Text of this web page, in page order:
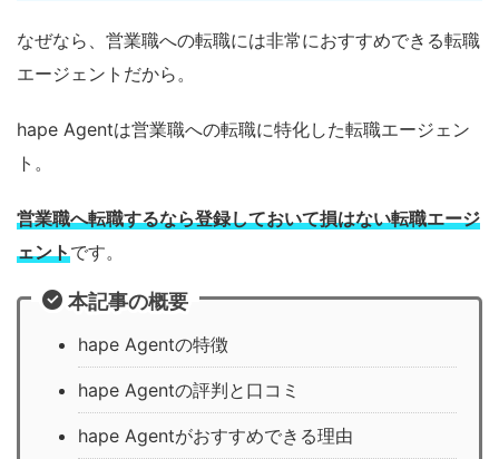
なぜなら、営業職への転職には非常におすすめできる転職
エージェントだから。
hape Agentは営業職への転職に特化した転職エージェン
ト。
営業職へ転職するなら登録しておいて損はない転職エージ
ェントです。
本記事の概要
hape Agentの特徴
hape Agentの評判と口コミ
hape Agentがおすすめできる理由